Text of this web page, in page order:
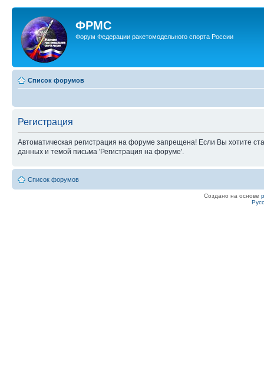
ФРМС
Форум Федерации ракетомодельного спорта России
Список форумов
Регистрация
Автоматическая регистрация на форуме запрещена! Если Вы хотите
данных и темой письма 'Регистрация на форуме'.
Список форумов
Создано на основе